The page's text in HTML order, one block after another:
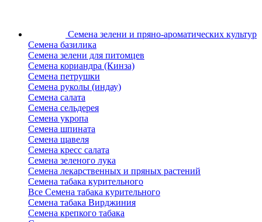
Семена зелени и пряно-ароматических культур
Семена базилика
Семена зелени для питомцев
Семена кориандра (Кинза)
Семена петрушки
Семена руколы (индау)
Семена салата
Семена сельдерея
Семена укропа
Семена шпината
Семена щавеля
Семена кресс салата
Семена зеленого лука
Семена лекарственных и пряных растений
Семена табака курительного
Все Семена табака курительного
Семена табака Вирджиния
Семена крепкого табака